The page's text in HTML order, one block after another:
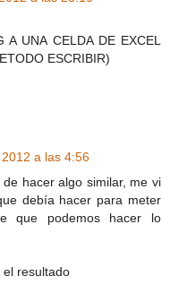
UNA CELDA DE EXCEL
ESCRIBIR)
a las 4:56
hacer algo similar, me vi
debía hacer para meter
que podemos hacer lo
el resultado